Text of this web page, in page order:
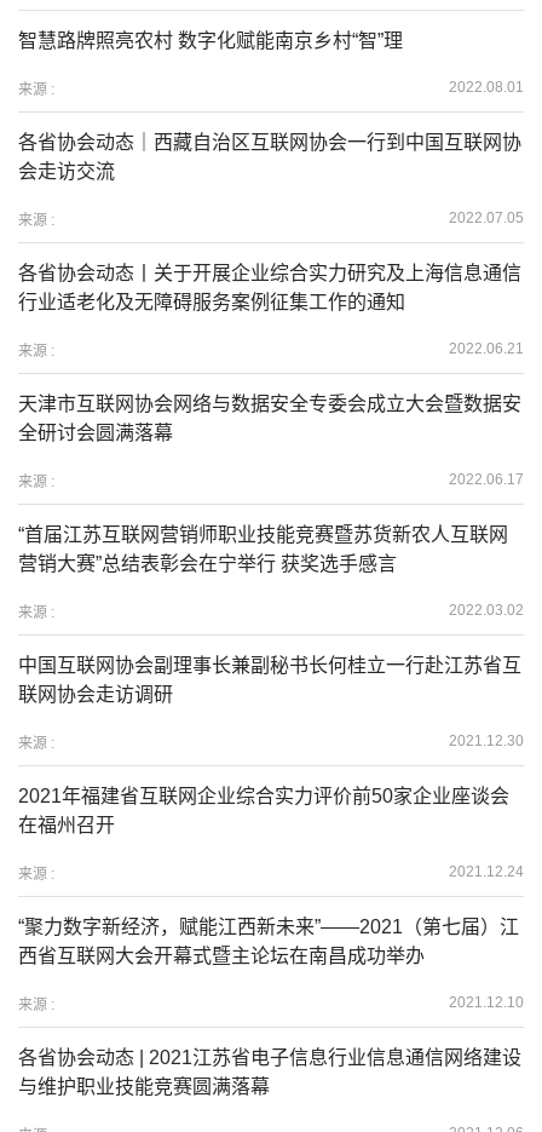
智慧路牌照亮农村 数字化赋能南京乡村“智”理
来源 : 2022.08.01
各省协会动态｜西藏自治区互联网协会一行到中国互联网协
会走访交流
来源 : 2022.07.05
各省协会动态丨关于开展企业综合实力研究及上海信息通信
行业适老化及无障碍服务案例征集工作的通知
来源 : 2022.06.21
天津市互联网协会网络与数据安全专委会成立大会暨数据安
全研讨会圆满落幕
来源 : 2022.06.17
“首届江苏互联网营销师职业技能竞赛暨苏货新农人互联网
营销大赛”总结表彰会在宁举行 获奖选手感言
来源 : 2022.03.02
中国互联网协会副理事长兼副秘书长何桂立一行赴江苏省互
联网协会走访调研
来源 : 2021.12.30
2021年福建省互联网企业综合实力评价前50家企业座谈会
在福州召开
来源 : 2021.12.24
“聚力数字新经济，赋能江西新未来”——2021（第七届）江
西省互联网大会开幕式暨主论坛在南昌成功举办
来源 : 2021.12.10
各省协会动态 | 2021江苏省电子信息行业信息通信网络建设
与维护职业技能竞赛圆满落幕